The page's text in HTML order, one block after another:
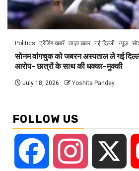
Politics ट्रेंडिंग खबरें ताज़ा ख़बर नई दिल्ली न्यूज़
सोनम वांगचुक को जबरन अस्पताल ले गई
आरोप- छात्रों के साथ की धक्का-मुक्की
July 18, 2026 Yoshita Pandey
FOLLOW US
Facebook Instagram